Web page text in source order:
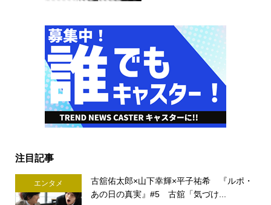
注目記事
エンタメ
古舘佑太郎×山下幸輝×平子祐希 『ルポ・
あの日の真実』#5 古舘「気づけ...